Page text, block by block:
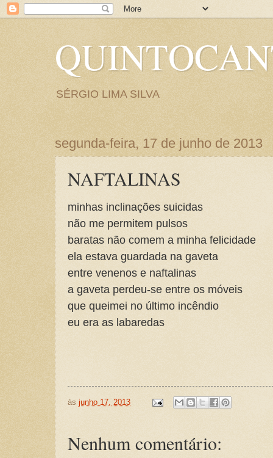
SÉRGIO LIMA SILVA
segunda-feira, 17 de junho de 2013
NAFTALINAS
minhas inclinações suicidas
não me permitem pulsos
baratas não comem a minha felicidade
ela estava guardada na gaveta
entre venenos e naftalinas
a gaveta perdeu-se entre os móveis
que queimei no último incêndio
eu era as labaredas
às junho 17, 2013
Nenhum comentário: